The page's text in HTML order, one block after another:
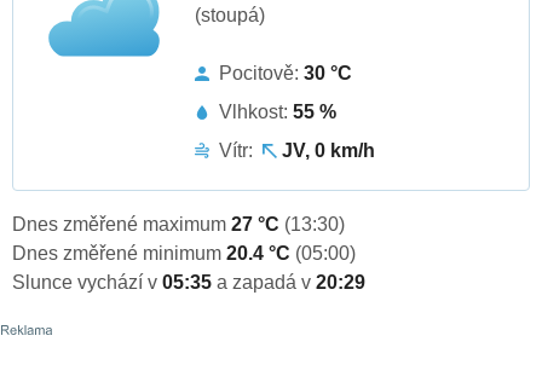
(stoupá)
Pocitově: 30 °C
Vlhkost: 55 %
Vítr:
JV, 0 km/h
Dnes změřené maximum 27 °C (13:30)
Dnes změřené minimum 20.4 °C (05:00)
Slunce vychází v 05:35 a zapadá v 20:29